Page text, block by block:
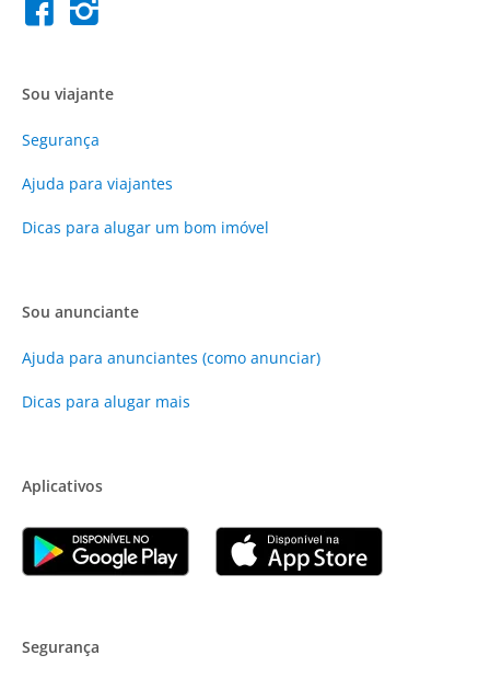
Sou viajante
Segurança
Ajuda para viajantes
Dicas para alugar um bom imóvel
Sou anunciante
Ajuda para anunciantes (como anunciar)
Dicas para alugar mais
Aplicativos
Segurança